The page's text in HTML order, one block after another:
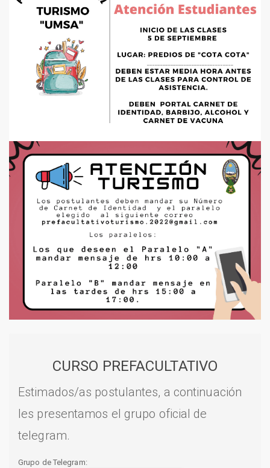
CURSO PREFACULTATIVO
Estimados/as postulantes, a continuación
les presentamos el grupo oficial de
telegram.
Grupo de Telegram: